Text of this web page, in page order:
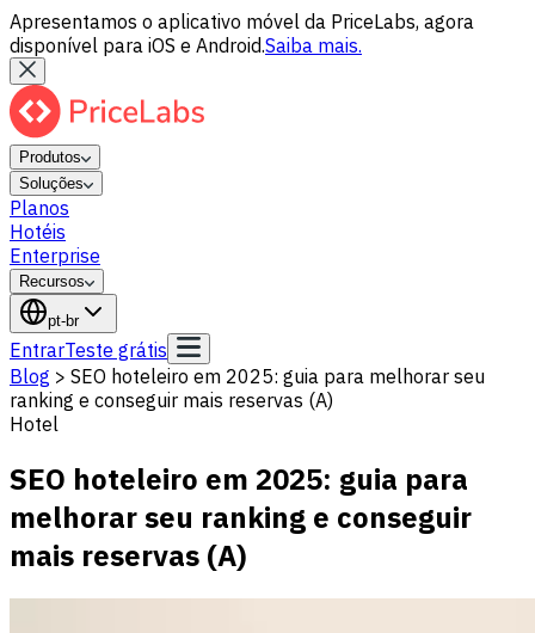
Apresentamos o aplicativo móvel da PriceLabs, agora
disponível para iOS e Android.Saiba mais.
Produtos
Soluções
Planos
Hotéis
Enterprise
Recursos
pt-br
EntrarTeste grátis
Blog > SEO hoteleiro em 2025: guia para melhorar seu
ranking e conseguir mais reservas (A)
Hotel
SEO hoteleiro em 2025: guia para
melhorar seu ranking e conseguir
mais reservas (A)